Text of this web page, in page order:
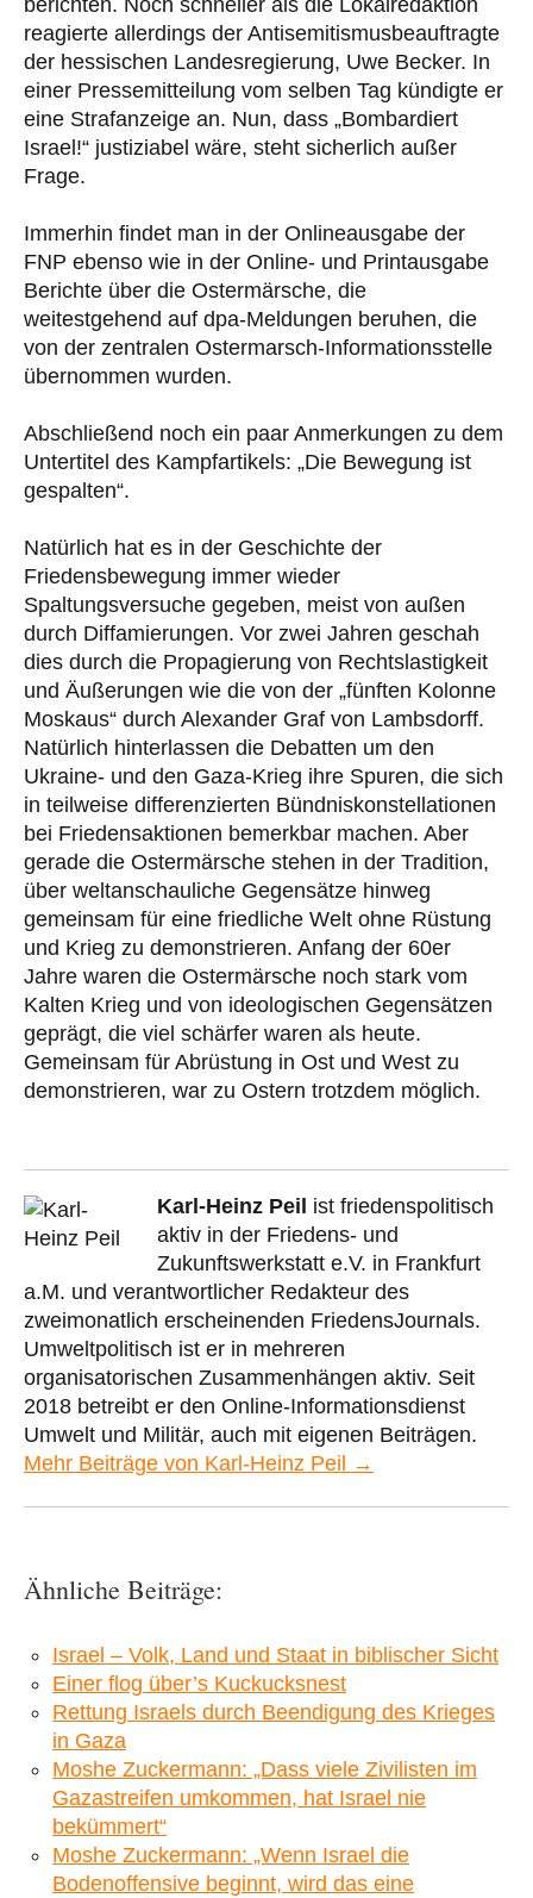
berichten. Noch schneller als die Lokalredaktion
reagierte allerdings der Antisemitismusbeauftragte
der hessischen Landesregierung, Uwe Becker. In
einer Pressemitteilung vom selben Tag kündigte er
eine Strafanzeige an. Nun, dass „Bombardiert
Israel!“ justiziabel wäre, steht sicherlich außer
Frage.
Immerhin findet man in der Onlineausgabe der
FNP ebenso wie in der Online- und Printausgabe
Berichte über die Ostermärsche, die
weitestgehend auf dpa-Meldungen beruhen, die
von der zentralen Ostermarsch-Informationsstelle
übernommen wurden.
Abschließend noch ein paar Anmerkungen zu dem
Untertitel des Kampfartikels: „Die Bewegung ist
gespalten“.
Natürlich hat es in der Geschichte der
Friedensbewegung immer wieder
Spaltungsversuche gegeben, meist von außen
durch Diffamierungen. Vor zwei Jahren geschah
dies durch die Propagierung von Rechtslastigkeit
und Äußerungen wie die von der „fünften Kolonne
Moskaus“ durch Alexander Graf von Lambsdorff.
Natürlich hinterlassen die Debatten um den
Ukraine- und den Gaza-Krieg ihre Spuren, die sich
in teilweise differenzierten Bündniskonstellationen
bei Friedensaktionen bemerkbar machen. Aber
gerade die Ostermärsche stehen in der Tradition,
über weltanschauliche Gegensätze hinweg
gemeinsam für eine friedliche Welt ohne Rüstung
und Krieg zu demonstrieren. Anfang der 60er
Jahre waren die Ostermärsche noch stark vom
Kalten Krieg und von ideologischen Gegensätzen
geprägt, die viel schärfer waren als heute.
Gemeinsam für Abrüstung in Ost und West zu
demonstrieren, war zu Ostern trotzdem möglich.
Karl-Heinz Peil ist friedenspolitisch
aktiv in der Friedens- und
Zukunftswerkstatt e.V. in Frankfurt
a.M. und verantwortlicher Redakteur des
zweimonatlich erscheinenden FriedensJournals.
Umweltpolitisch ist er in mehreren
organisatorischen Zusammenhängen aktiv. Seit
2018 betreibt er den Online-Informationsdienst
Umwelt und Militär, auch mit eigenen Beiträgen.
Mehr Beiträge von Karl-Heinz Peil →
Ähnliche Beiträge:
Israel – Volk, Land und Staat in biblischer Sicht
Einer flog über’s Kuckucksnest
Rettung Israels durch Beendigung des Krieges
in Gaza
Moshe Zuckermann: „Dass viele Zivilisten im
Gazastreifen umkommen, hat Israel nie
bekümmert“
Moshe Zuckermann: „Wenn Israel die
Bodenoffensive beginnt, wird das eine